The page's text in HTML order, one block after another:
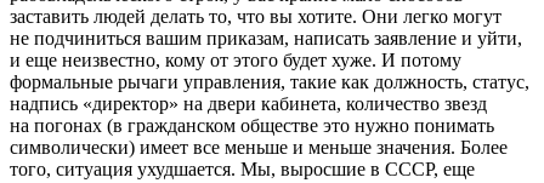
заставить людей делать то, что вы хотите. Они легко могут
не подчиниться вашим приказам, написать заявление и уйти,
и еще неизвестно, кому от этого будет хуже. И потому
формальные рычаги управления, такие как должность, статус,
надпись «директор» на двери кабинета, количество звезд
на погонах (в гражданском обществе это нужно понимать
символически) имеет все меньше и меньше значения. Более
того, ситуация ухудшается. Мы, выросшие в СССР, еще